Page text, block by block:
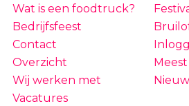
Wat is een foodtruck?
Bedrijfsfeest
Contact
Overzicht
Wij werken met
Vacatures